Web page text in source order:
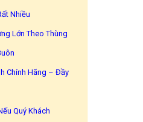
Nhiều
Lớn Theo Thùng
Chính Hãng – Đầy
Quý Khách